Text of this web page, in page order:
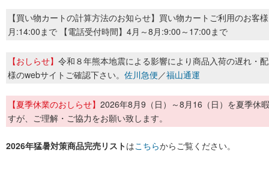
【買い物カートの計算方法のお知らせ】買い物カートご利用のお客
月:14:00まで 【電話受付時間】4月～8月:9:00～17:00まで
【おしらせ】 令和８年熊本地震による影響により商品入荷の遅れ・
様のwebサイトご確認下さい。 佐川急便／福山通運
【夏季休業のおしらせ】 2026年8月9（日）～8月16（日）を夏季休
すが、ご理解・ご協力をお願い致します。
2026年猛暑対策商品完売リストはこちらからご覧ください。